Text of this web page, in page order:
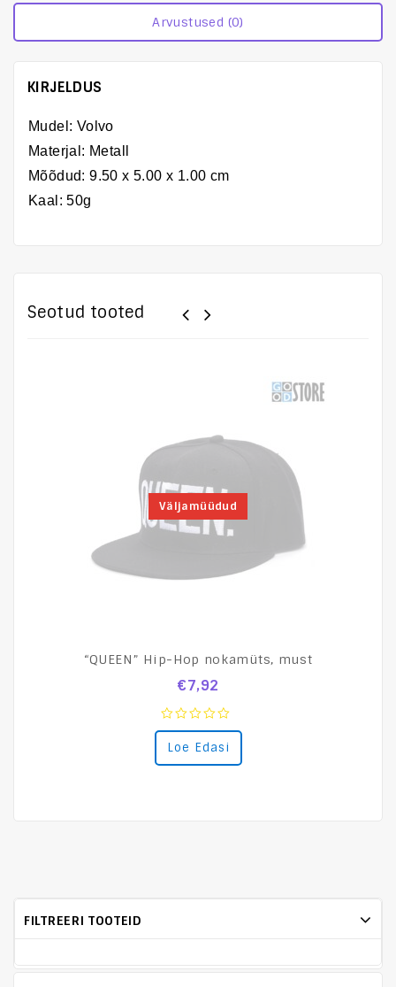
Arvustused (0)
KIRJELDUS
Mudel: Volvo
Materjal: Metall
Mõõdud:9.50 x 5.00 x 1.00 cm
Kaal: 50g
Seotud tooted
Väljamüüdud
“QUEEN” Hip-Hop nokamüts, must
€7,92
0
out
of
Loe Edasi
FILTREERI TOOTEID